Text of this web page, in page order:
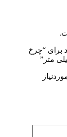
برای “چرخ